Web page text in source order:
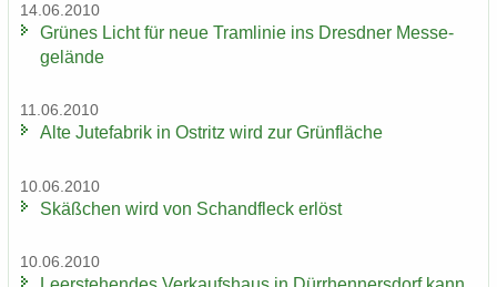
14.06.2010
Grü­nes Licht für neue Tram­li­nie ins Dresd­ner Mes­se­
ge­län­de
11.06.2010
Alte Ju­te­fa­brik in Ost­ritz wird zur Grün­flä­che
10.06.2010
Skäß­chen wird von Schand­fleck er­löst
10.06.2010